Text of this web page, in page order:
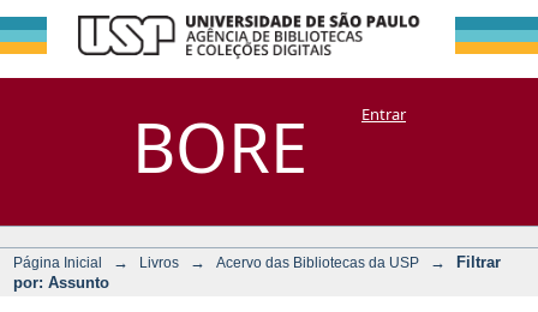
BORE
Filtrar por:
Assunto
DSpace/Manakin + CoriscoEntrar
Página Inicial → Livros → Acervo das Bibliotecas da USP →
Filtrar
por: Assunto